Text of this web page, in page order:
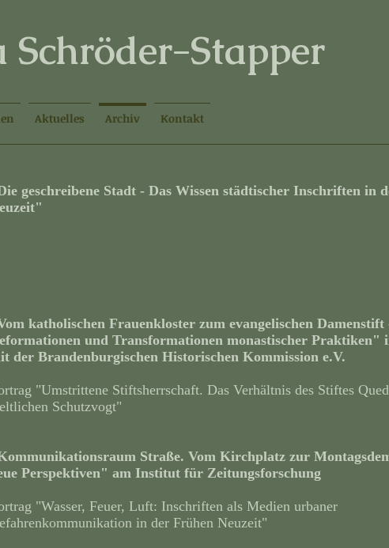
Schröder-Stapper
Aktuelles Archiv Kontakt
geschreibene Stadt - Das Wissen städtischer Inschriften in
katholischen Frauenkloster zum evangelischen Damenstift
und Transformationen monastischer Praktiken"
der Brandenburgischen Historischen Kommission e.V.
"Umstrittene Stiftsherrschaft. Das Verhältnis des Stiftes
Schutzvogt"
Straße. Vom Kirchplatz zur
Perspektiven" am Institut für Zeitungsforschung
"Wasser, Feuer, Luft: Inschriften als Medien urbaner
in der Frühen Neuzeit"